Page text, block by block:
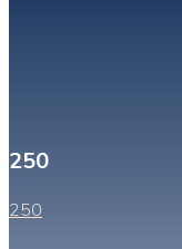
250
250